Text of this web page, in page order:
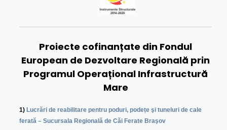
Proiecte cofinanțate din Fondul
European de Dezvoltare Regională prin
Programul Operațional Infrastructură
Mare
1)Lucrări de reabilitare pentru poduri, podețe şi tuneluri de cale
ferată – Sucursala Regională de Căi Ferate Braşov